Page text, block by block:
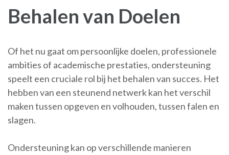
Behalen van Doelen
Of het nu gaat om persoonlijke doelen, professionele
ambities of academische prestaties, ondersteuning
speelt een cruciale rol bij het behalen van succes. Het
hebben van een steunend netwerk kan het verschil
maken tussen opgeven en volhouden, tussen falen en
slagen.
Ondersteuning kan op verschillende manieren